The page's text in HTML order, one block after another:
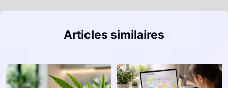
Articles similaires